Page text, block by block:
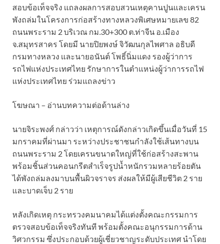
สอบข้อเท็จจริง แถลงผลการสอบสวนเหตุคานปูนและเครน
พังถล่มในโครงการก่อสร้างทางหลวงพิเศษหมายเลข 82
ถนนพระราม 2 บริเวณ กม.30+300 ต.ท่าจีน อ.เมือง
จ.สมุทรสาคร โดยมี นายปิยพงษ์ จิวัฒนกุลไพศาล อธิบดี
กรมทางหลวง และนายอนันต์ โพธิ์นิ่มแดง รองผู้ว่าการ
รถไฟแห่งประเทศไทย รักษาการในตำแหน่งผู้ว่าการรถไฟ
แห่งประเทศไทย ร่วมแถลงข่าว
โฆษณา – อ่านบทความต่อด้านล่าง
นายจิระพงศ์ กล่าวว่า เหตุการณ์ดังกล่าวเกิดขึ้นเมื่อวันที่ 15
มกราคมที่ผ่านมา ระหว่างประชาชนกำลังใช้เส้นทางบน
ถนนพระราม 2 โดยเครนขนาดใหญ่ที่ใช้ก่อสร้างสะพาน
พร้อมชิ้นส่วนคอนกรีตสำเร็จรูปน้ำหนักรวมหลายร้อยตัน
ได้พังถล่มลงมาบนพื้นผิวจราจร ส่งผลให้มีผู้เสียชีวิต 2 ราย
และบาดเจ็บ 2 ราย
หลังเกิดเหตุ กระทรวงคมนาคมได้แต่งตั้งคณะกรรมการ
ตรวจสอบข้อเท็จจริงทันที พร้อมตั้งคณะอนุกรรมการด้าน
วิศวกรรม ซึ่งประกอบด้วยผู้เชี่ยวชาญระดับประเทศ นำโดย